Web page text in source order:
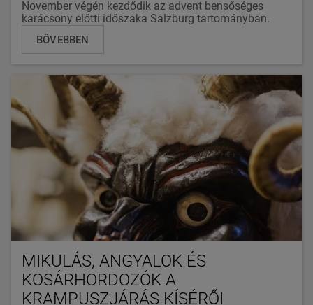
November végén kezdődik az advent bensőséges
karácsony előtti időszaka Salzburg tartományban.
BŐVEBBEN
MIKULÁS, ANGYALOK ÉS
KOSÁRHORDOZÓK A
KRAMPUSZJÁRÁS KÍSÉRŐI